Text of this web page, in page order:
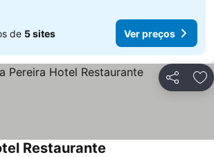
de 5 sites Ver preços
Partilhar
Restaurante